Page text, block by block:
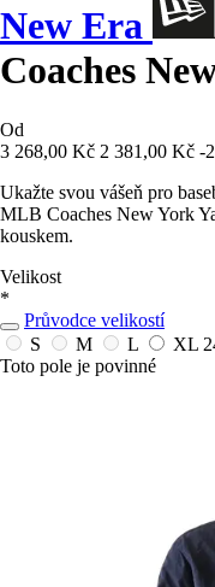
New Era
Coaches
Od
3 268,00 Kč 2 381,00 Kč -
Ukažte svou vášeň pro
MLB Coaches New York
kouskem.
Velikost
*
Průvodce velikostí
S
M L XL
Toto pole je povinné